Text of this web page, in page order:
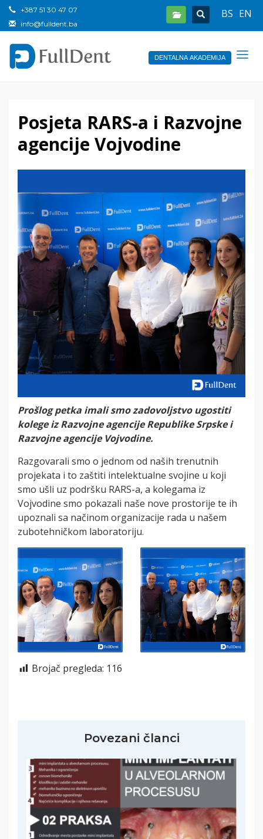
BS EN
+387 51 30 47 07
info@fulldent.ba
DENTALNA AKADEMIJA
Posjeta RARS-a i Razvojne
agencije Vojvodine
Prošlog petka imali smo zadovoljstvo ugostiti
kolege iz Razvojne agencije Republike Srpske i
Razvojne agencije Vojvodine.
Razgovarali smo o jednom od naših trenutnih
projekata i to zaštiti intelektualne svojine u koji
smo ušli uz podršku RARS-a, a kolegama iz
Vojvodine smo pokazali naše nove prostorije te ih
upoznali sa načinom organizacije rada u našem
zubotehničkom laboratoriju.
Brojač pregleda: 116
Povezani članci